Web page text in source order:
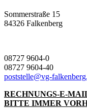
Sommerstraße 15
84326 Falkenberg
08727 9604-0
08727 9604-40
poststelle@vg-
RECHNUNGS-E-
BITTE IMMER